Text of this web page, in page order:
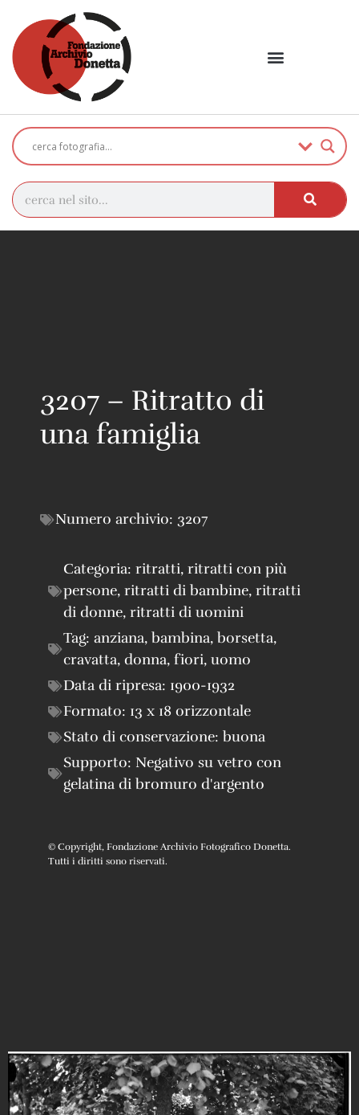
3207 – Ritratto di
una famiglia
Numero archivio: 3207
Categoria: ritratti, ritratti con più
persone, ritratti di bambine, ritratti
di donne, ritratti di uomini
Tag: anziana, bambina, borsetta,
cravatta, donna, fiori, uomo
Data di ripresa: 1900-1932
Formato: 13 x 18 orizzontale
Stato di conservazione: buona
Supporto: Negativo su vetro con
gelatina di bromuro d'argento
© Copyright, Fondazione Archivio Fotografico Donetta.
Tutti i diritti sono riservati.